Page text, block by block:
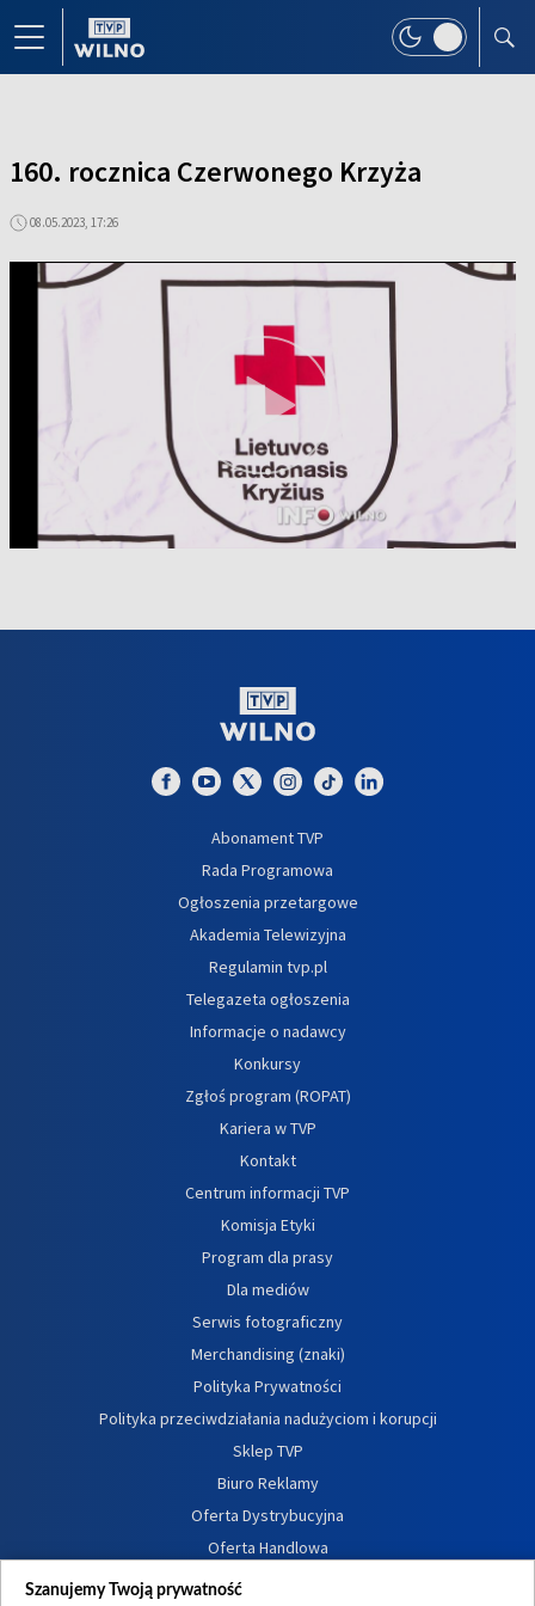
160. rocznica Czerwonego Krzyża
08.05.2023, 17:26
Abonament TVP
Rada Programowa
Ogłoszenia przetargowe
Akademia Telewizyjna
Regulamin tvp.pl
Telegazeta ogłoszenia
Informacje o nadawcy
Konkursy
Zgłoś program (ROPAT)
Kariera w TVP
Kontakt
Centrum informacji TVP
Komisja Etyki
Program dla prasy
Dla mediów
Serwis fotograficzny
Merchandising (znaki)
Polityka Prywatności
Polityka przeciwdziałania nadużyciom i korupcji
Sklep TVP
Biuro Reklamy
Oferta Dystrybucyjna
Oferta Handlowa
Dostępność
Szanujemy Twoją prywatność